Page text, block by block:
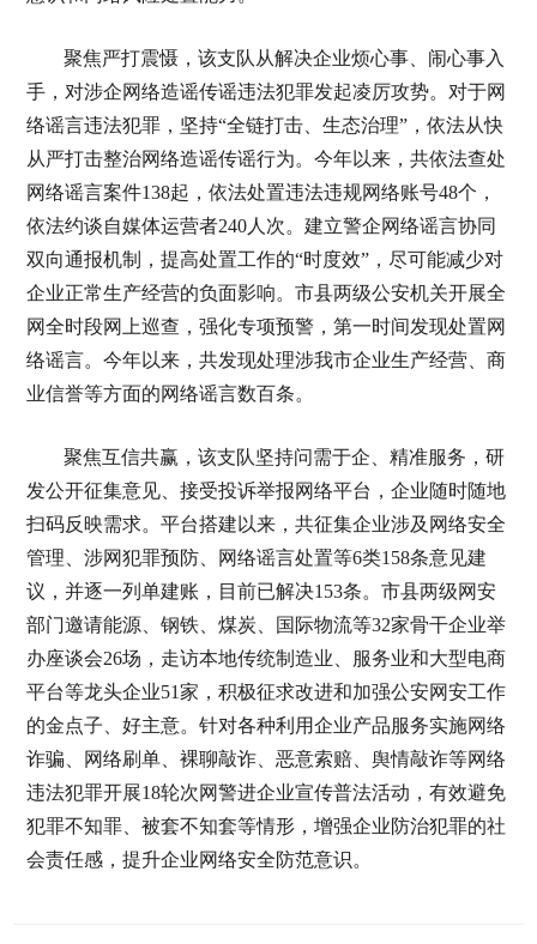
聚焦严打震慑，该支队从解决企业烦心事、闹心事入
手，对涉企网络造谣传谣违法犯罪发起凌厉攻势。对于网
络谣言违法犯罪，坚持“全链打击、生态治理”，依法从快
从严打击整治网络造谣传谣行为。今年以来，共依法查处
网络谣言案件138起，依法处置违法违规网络账号48个，
依法约谈自媒体运营者240人次。建立警企网络谣言协同
双向通报机制，提高处置工作的“时度效”，尽可能减少对
企业正常生产经营的负面影响。市县两级公安机关开展全
网全时段网上巡查，强化专项预警，第一时间发现处置网
络谣言。今年以来，共发现处理涉我市企业生产经营、商
业信誉等方面的网络谣言数百条。
聚焦互信共赢，该支队坚持问需于企、精准服务，研
发公开征集意见、接受投诉举报网络平台，企业随时随地
扫码反映需求。平台搭建以来，共征集企业涉及网络安全
管理、涉网犯罪预防、网络谣言处置等6类158条意见建
议，并逐一列单建账，目前已解决153条。市县两级网安
部门邀请能源、钢铁、煤炭、国际物流等32家骨干企业举
办座谈会26场，走访本地传统制造业、服务业和大型电商
平台等龙头企业51家，积极征求改进和加强公安网安工作
的金点子、好主意。针对各种利用企业产品服务实施网络
诈骗、网络刷单、裸聊敲诈、恶意索赔、舆情敲诈等网络
违法犯罪开展18轮次网警进企业宣传普法活动，有效避免
犯罪不知罪、被套不知套等情形，增强企业防治犯罪的社
会责任感，提升企业网络安全防范意识。